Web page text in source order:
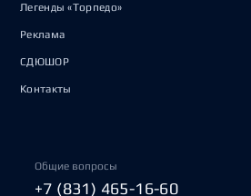
Легенды «Торпедо»
Реклама
СДЮШОР
Контакты
Общие вопросы
+7 (831) 465-16-60